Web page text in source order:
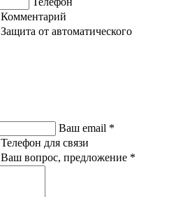
Комментарий
Защита от автоматического
Ваш email *
Телефон для связи
Ваш вопрос, предложение *